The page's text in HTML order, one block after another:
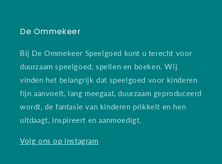
De Ommekeer
Bij De Ommekeer Speelgoed kunt u terecht voor
duurzaam speelgoed, spellen en boeken. Wij
vinden het belangrijk dat speelgoed voor kinderen
fijn aanvoelt, lang meegaat, duurzaam geproduceerd
wordt, de fantasie van kinderen prikkelt en hen
uitdaagt, inspireert en aanmoedigt.
Volg ons op instagram